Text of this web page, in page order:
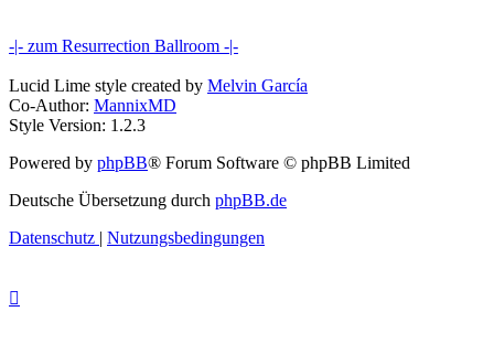
-|- zum Resurrection Ballroom -|-
Lucid Lime style created by Melvin García
Co-Author: MannixMD
Style Version: 1.2.3
Powered by phpBB® Forum Software © phpBB Limited
Deutsche Übersetzung durch phpBB.de
Datenschutz | Nutzungsbedingungen